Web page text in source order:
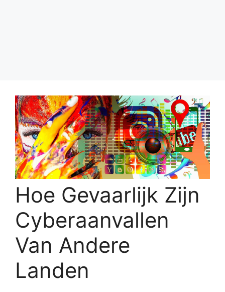
Hoe Gevaarlijk Zijn
Cyberaanvallen
Van Andere
Landen